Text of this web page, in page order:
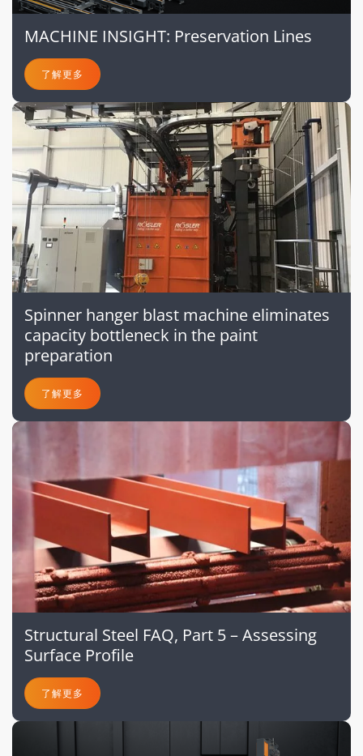
MACHINE INSIGHT: Preservation Lines
了解更多
Spinner hanger blast machine eliminates
capacity bottleneck in the paint
preparation
了解更多
Structural Steel FAQ, Part 5 – Assessing
Surface Profile
了解更多